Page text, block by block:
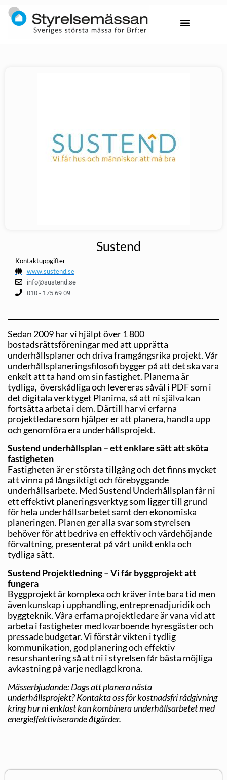
Sustend
Kontaktuppgifter
www.sustend.se
info@sustend.se
010 - 175 69 09
Sedan 2009 har vi hjälpt över 1 800
bostadsrättsföreningar med att upprätta
underhållsplaner och driva framgångsrika projekt. Vår
underhållsplaneringsfilosofi bygger på att det ska vara
enkelt att ta hand om sin fastighet. Planerna är
tydliga, överskådliga och levereras såväl i PDF som i
det digitala verktyget Planima, så att ni själva kan
fortsätta arbeta i dem. Därtill har vi erfarna
projektledare som hjälper er att planera, handla upp
och genomföra era underhållsprojekt.
Sustend underhållsplan – ett enklare sätt att sköta
fastigheten
Fastigheten är er största tillgång och det finns mycket
att vinna på långsiktigt och förebyggande
underhållsarbete. Med Sustend Underhållsplan får ni
ett effektivt planeringsverktyg som ligger till grund
för hela underhållsarbetet samt den ekonomiska
planeringen. Planen ger alla svar som styrelsen
behöver för att bedriva en effektiv och värdehöjande
förvaltning, presenterat på vårt unikt enkla och
tydliga sätt.
Sustend Projektledning – Vi får byggprojekt att
fungera
Byggprojekt är komplexa och kräver inte bara tid men
även kunskap i upphandling, entreprenadjuridik och
byggteknik. Våra erfarna projektledare är vana vid att
arbeta i fastigheter med kvarboende hyresgäster och
pressade budgetar. Vi förstår vikten i tydlig
kommunikation, god planering och effektiv
resurshantering så att ni i styrelsen får bästa möjliga
avkastning på varje nedlagd krona.
Mässerbjudande: Dags att planera nästa
underhållsprojekt? Kontakta oss för kostnadsfri rådgivning
kring hur ni enklast kan kombinera underhållsarbetet med
energieffektiviserande åtgärder.